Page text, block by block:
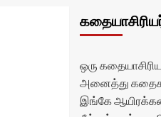
ஒரு
அனைத்து
இங்கே